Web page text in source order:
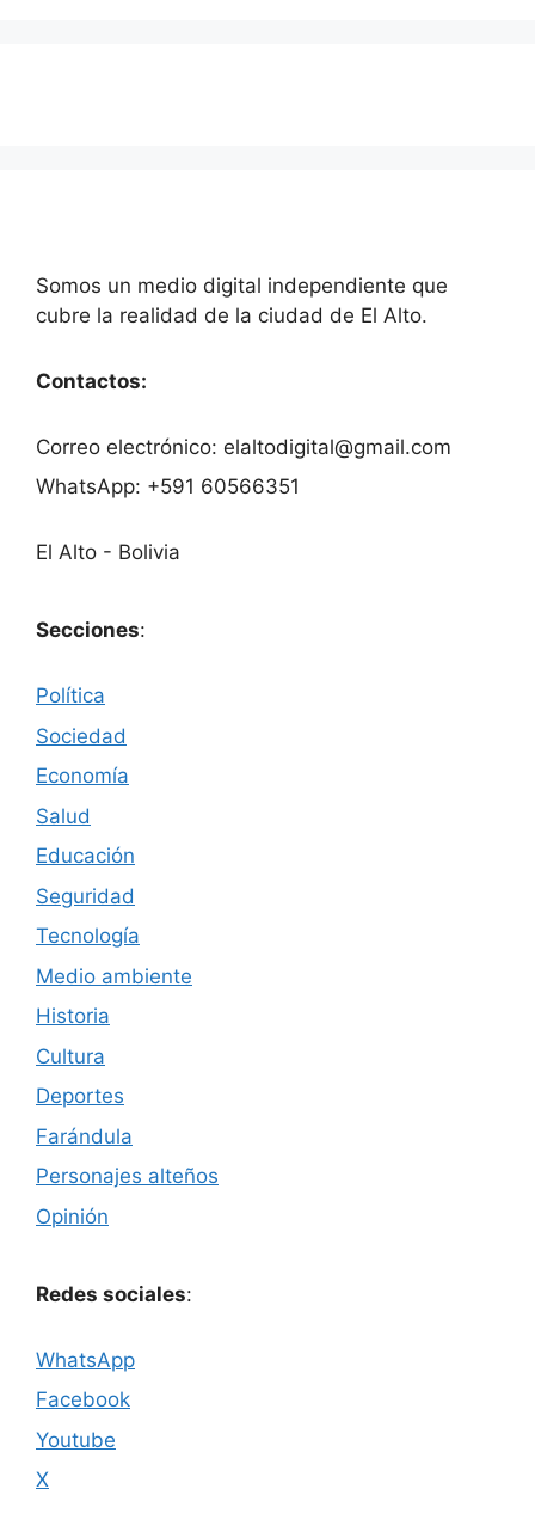
Somos un medio digital independiente que
cubre la realidad de la ciudad de El Alto.
Contactos:
Correo electrónico: elaltodigital@gmail.com
WhatsApp: +591 60566351
El Alto - Bolivia
Secciones:
Política
Sociedad
Economía
Salud
Educación
Seguridad
Tecnología
Medio ambiente
Historia
Cultura
Deportes
Farándula
Personajes alteños
Opinión
Redes sociales:
WhatsApp
Facebook
Youtube
X